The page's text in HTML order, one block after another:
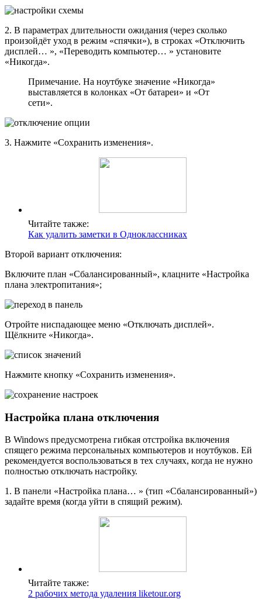
2. В параметрах длительности ожидания (через сколько
произойдёт уход в режим «спячки»), в строках «Отключить
дисплей… », «Переводить компьютер… » установите
«Никогда».
Примечание. На ноутбуке значение «Никогда»
выставляется в колонках «От батареи» и «От
сети».
3. Нажмите «Сохранить изменения».
Читайте также:
Как удалить заметки в Одноклассниках
Второй вариант отключения:
Включите план «Сбалансированный», клацните «Настройка
плана электропитания»;
Отройте ниспадающее меню «Отключать дисплей».
Щёлкните «Никогда».
Нажмите кнопку «Сохранить изменения».
Настройка плана отключения
В Windows предусмотрена гибкая отстройка включения
спящего режима персональных компьютеров и ноутбуков. Ей
рекомендуется воспользоваться в тех случаях, когда не нужно
полностью отключать настройку.
1. В панели «Настройка плана… » (тип «Сбалансированный»)
задайте время (когда уйти в спящий режим).
Читайте также:
2 рабочих метода удаления liketour.org